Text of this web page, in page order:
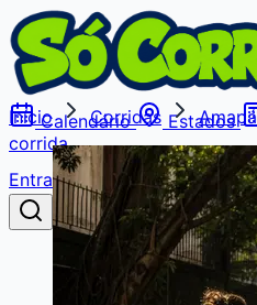
Calendário Estados
corrida
Entrar
Buscar
Início Corridas Amapá